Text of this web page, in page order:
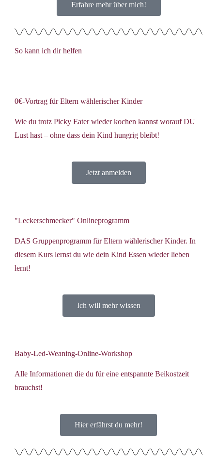
Erfahre mehr über mich!
So kann ich dir helfen
0€-Vortrag für Eltern wählerischer Kinder
Wie du trotz Picky Eater wieder kochen kannst worauf DU
Lust hast – ohne dass dein Kind hungrig bleibt!
Jetzt anmelden
"Leckerschmecker" Onlineprogramm
DAS Gruppenprogramm für Eltern wählerischer Kinder. In
diesem Kurs lernst du wie dein Kind Essen wieder lieben
lernt!
Ich will mehr wissen
Baby-Led-Weaning-Online-Workshop
Alle Informationen die du für eine entspannte Beikostzeit
brauchst!
Hier erfährst du mehr!